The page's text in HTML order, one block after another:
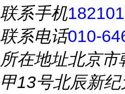
联系手机
联系电话010-
所在地址北京市
甲13号北辰新